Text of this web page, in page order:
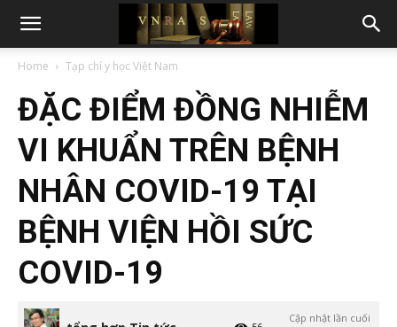
Home Tạp chí y học Việt Nam
ĐẶC ĐIỂM ĐỒNG NHIỄM
VI KHUẨN TRÊN BỆNH
NHÂN COVID-19 TẠI
BỆNH VIỆN HỒI SỨC
COVID-19
Cập nhật lần cuối